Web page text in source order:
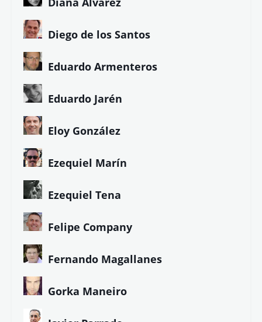
Diego de los Santos
Eduardo Armenteros
Eduardo Jarén
Eloy González
Ezequiel Marín
Ezequiel Tena
Felipe Company
Fernando Magallanes
Gorka Maneiro